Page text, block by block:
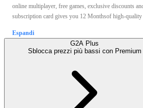
online multiplayer, free games, exclusive discounts
subscription card gives you 12 Monthsof high-quality
Espandi
G2A Plus
Sblocca prezzi più bassi con Premium